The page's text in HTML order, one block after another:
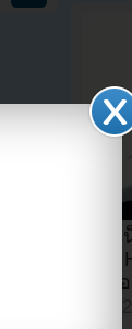
ชาว
ภาพ
ก่อน